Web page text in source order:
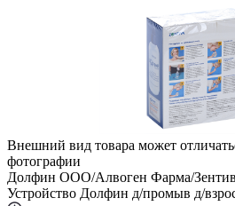
Внешний вид товара может
фотографии
Долфин ООО/Алвоген Фарма/
Устройство Долфин д/промыв д/